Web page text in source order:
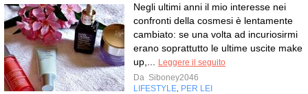
Negli ultimi anni il mio interesse nei
confronti della cosmesi è lentamente
cambiato: se una volta ad incuriosirmi
erano soprattutto le ultime uscite make
up,...
Leggere il seguito
Da Siboney2046
LIFESTYLE PER LEI